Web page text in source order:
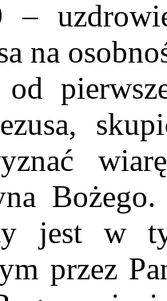
–
na
jest w
przez